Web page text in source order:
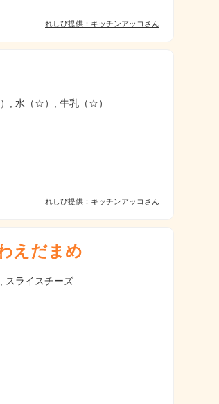
れしぴ提供：キッチンアッコさん
, 水（☆）, 牛乳（☆）
れしぴ提供：キッチンアッコさん
えだまめ
スライスチーズ